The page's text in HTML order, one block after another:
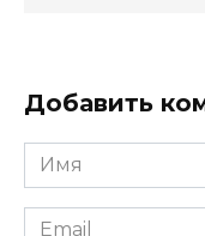
Добавить
Имя
*
Email